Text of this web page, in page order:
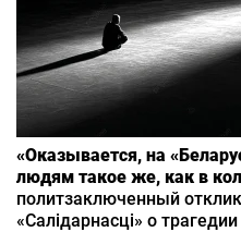
«Оказывается, на
людям такое же, как в
политзаключенный
«Салідарнасці» о